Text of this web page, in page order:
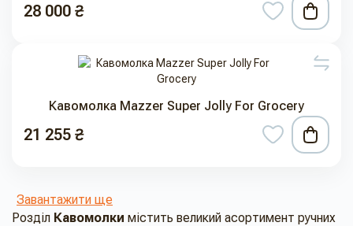
28 000 ₴
Кавомолка Mazzer Super Jolly For Grocery
21 255 ₴
Завантажити ще
Розділ Кавомолки містить великий асортимент ручних